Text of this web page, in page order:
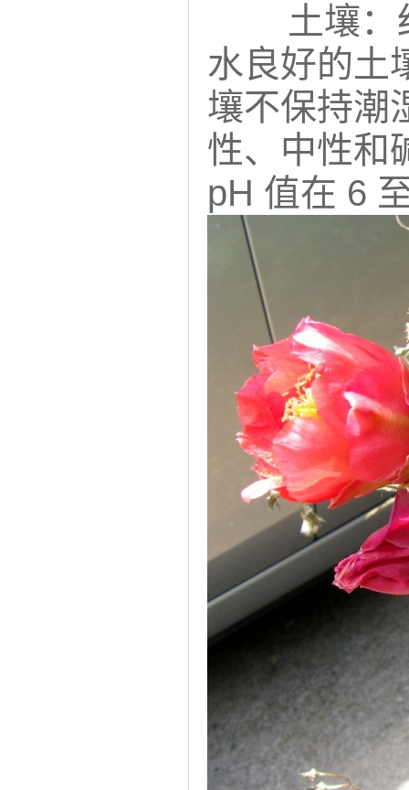
土壤
水良好的土
壤不保持潮
性、中性和
pH 值在 6